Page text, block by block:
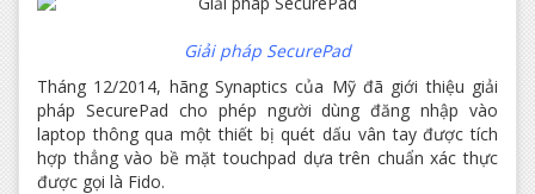
Giải pháp SecurePad​
Tháng 12/2014, hãng Synaptics của Mỹ đã giới thiệu giải
pháp SecurePad cho phép người dùng đăng nhập vào
laptop thông qua một thiết bị quét dấu vân tay được tích
hợp thẳng vào bề mặt touchpad dựa trên chuẩn xác thực
được gọi là Fido.